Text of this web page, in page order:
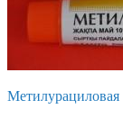
Метилурациловая